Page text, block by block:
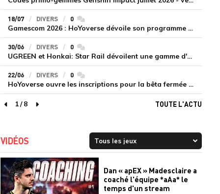
18/07 DIVERS 0commentaires
Gamescom 2026 : HoYoverse dévoile son programme et présente deux nouveaux jeux inédits
30/06 DIVERS 0commentaires
UGREEN et Honkai: Star Rail dévoilent une gamme d'accessoires de recharge en édition limitée
22/06 DIVERS 0commentaires
HoYoverse ouvre les inscriptions pour la bêta fermée de Honkai : Nexus Anima
page précédente
1/8
page suivante
TOUTE L'ACTU
VIDÉOS
Dan « apEX » Madesclaire a
coaché l'équipe *aAa* le
temps d'un stream